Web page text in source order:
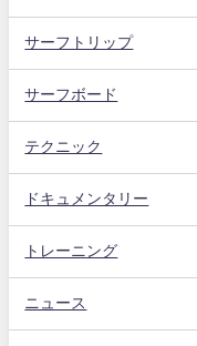
サーフトリップ
サーフボード
テクニック
ドキュメンタリー
トレーニング
ニュース